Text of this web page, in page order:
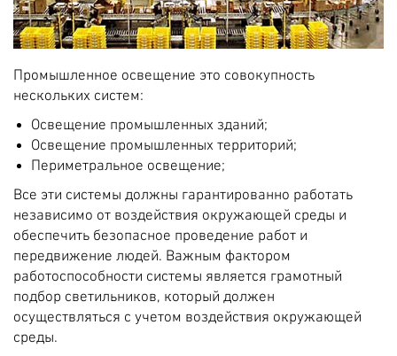
Промышленное освещение это совокупность
нескольких систем:
Освещение промышленных зданий;
Освещение промышленных территорий;
Периметральное освещение;
Все эти системы должны гарантированно работать
независимо от воздействия окружающей среды и
обеспечить безопасное проведение работ и
передвижение людей. Важным фактором
работоспособности системы является грамотный
подбор светильников, который должен
осуществляться с учетом воздействия окружающей
среды.